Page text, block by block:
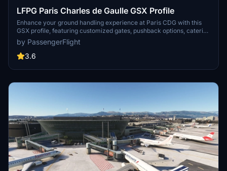
LFPG Paris Charles de Gaulle GSX Profile
Enhance your ground handling experience at Paris CDG with this
GSX profile, featuring customized gates, pushback options, catering
services, and more. Install the file into the specified folder and
provide feedback for possible improvements. Check out other
available profiles in the collection and enjoy a realistic airport
by PassengerFlight
3.6